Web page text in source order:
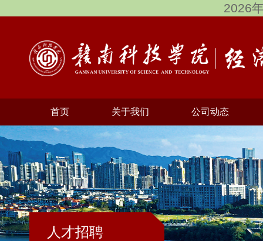
2026
首页 关于我们 公司动态
人才招聘